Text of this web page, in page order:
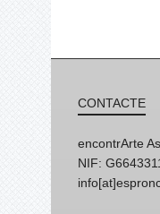
CONTACTE
encontrArte
NIF: